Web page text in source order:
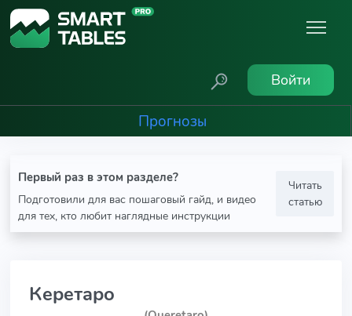
Войти
Прогнозы
Первый раз в этом разделе?
Подготовили для вас пошаговый гайд, и видео
для тех, кто любит наглядные инструкции
Читать
статью
Керетаро